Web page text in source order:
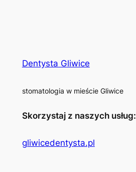
Dentysta Gliwice
stomatologia w mieście Gliwice
Skorzystaj z naszych usług:
gliwicedentysta.pl